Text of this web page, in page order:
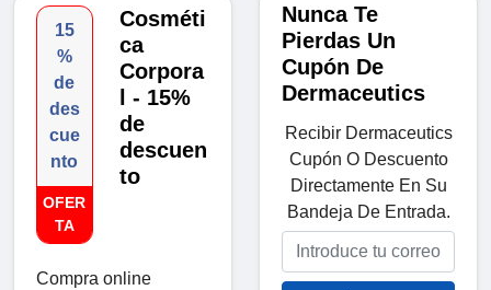
15
%
de
des
cue
nto
OFER
TA
Cosméti
ca
Corpora
l - 15%
de
descuen
to
Compra online
Nunca Te
Pierdas Un
Cupón De
Dermaceutics
Recibir Dermaceutics
Cupón O Descuento
Directamente En Su
Bandeja De Entrada.